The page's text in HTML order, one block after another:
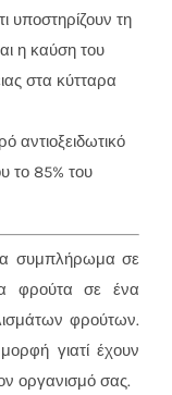
υποστηρίζουν τη
η καύση του
στα κύτταρα
αντιοξειδωτικό
το 85% του
συμπλήρωμα σε
φρούτα σε ένα
φρούτων.
γιατί έχουν
οργανισμό σας.